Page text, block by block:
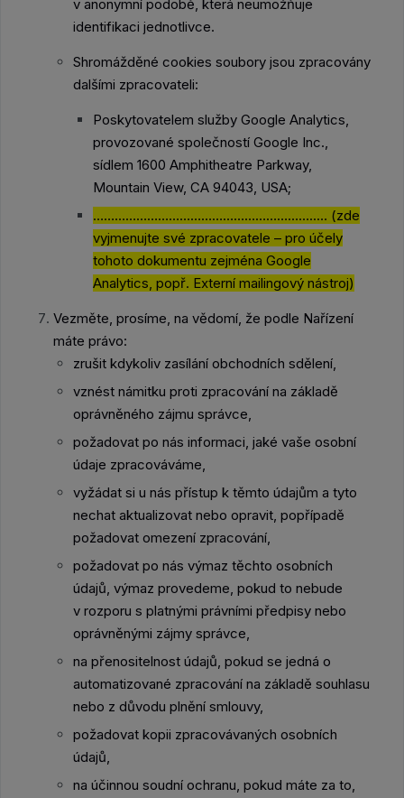
v anonymní podobě, která neumožňuje
identifikaci jednotlivce.
Shromážděné cookies soubory jsou zpracovány
dalšími zpracovateli:
Poskytovatelem služby Google Analytics,
provozované společností Google Inc.,
sídlem 1600 Amphitheatre Parkway,
Mountain View, CA 94043, USA;
……………………………………………………..… (zde
vyjmenujte své zpracovatele – pro účely
tohoto dokumentu zejména Google
Analytics, popř. Externí mailingový nástroj)
Vezměte, prosíme, na vědomí, že podle Nařízení
máte právo:
zrušit kdykoliv zasílání obchodních sdělení,
vznést námitku proti zpracování na základě
oprávněného zájmu správce,
požadovat po nás informaci, jaké vaše osobní
údaje zpracováváme,
vyžádat si u nás přístup k těmto údajům a tyto
nechat aktualizovat nebo opravit, popřípadě
požadovat omezení zpracování,
požadovat po nás výmaz těchto osobních
údajů, výmaz provedeme, pokud to nebude
v rozporu s platnými právními předpisy nebo
oprávněnými zájmy správce,
na přenositelnost údajů, pokud se jedná o
automatizované zpracování na základě souhlasu
nebo z důvodu plnění smlouvy,
požadovat kopii zpracovávaných osobních
údajů,
na účinnou soudní ochranu, pokud máte za to,